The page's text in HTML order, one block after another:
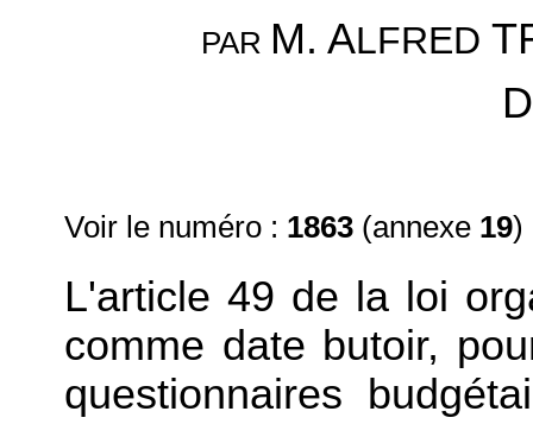
PAR M. ALFRED
Voir le numéro : 1863 (annexe 19)
L'article 49 de la loi
comme date butoir,
questionnaires